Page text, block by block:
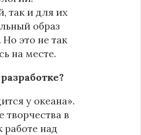
так и для их
образ
это не так
на месте.
у океана».
в
над